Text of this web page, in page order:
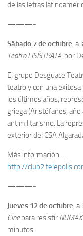
de las letras
———-
Sábado 7 de octubre, a
Teatro LISÍSTRATA, por
El grupo Desguace
teatro y con una exitosa
los últimos años,
griega (Aristófanes, año
antimilitarismo. La
exterior del CSA
Más información…
http://
———-
Jueves 12 de octubre, a
Cinepara resistir
minutos.